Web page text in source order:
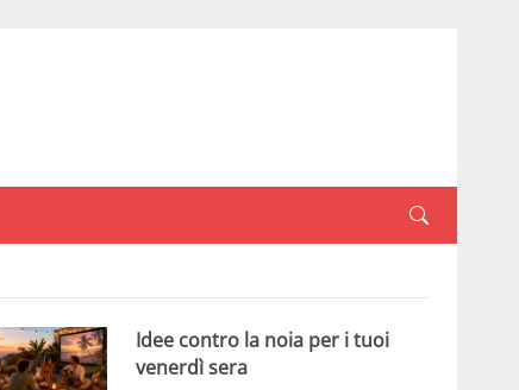
Idee contro la noia per i tuoi
venerdì sera